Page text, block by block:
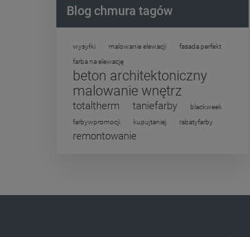
Blog chmura tagów
wysyłki malowanie elewacji
fasada perfekt
farba na elewację
beton architektoniczny
malowanie wnętrz
totaltherm taniefarby
blackweek
farbywpromocji
kupujtaniej rabatyfarby
remontowanie